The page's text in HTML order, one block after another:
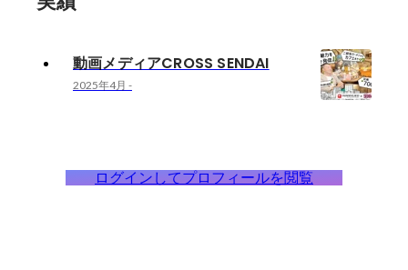
動画メディアCROSS SENDAI
2025年4月 -
ログインしてプロフィールを閲覧